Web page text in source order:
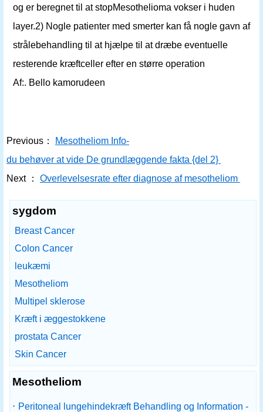
og er beregnet til at stopMesothelioma vokser i huden
layer.2) Nogle patienter med smerter kan få nogle gavn af
strålebehandling til at hjælpe til at dræbe eventuelle
resterende kræftceller efter en større operation
Af:. Bello kamorudeen
Previous：
Mesotheliom Info-
du behøver at vide De grundlæggende fakta {del 2}
Next ：
Overlevelsesrate efter diagnose af mesotheliom
sygdom
Breast Cancer
Colon Cancer
leukæmi
Mesotheliom
Multipel sklerose
Kræft i æggestokkene
prostata Cancer
Skin Cancer
Mesotheliom
· Peritoneal lungehindekræft Behandling og Information -